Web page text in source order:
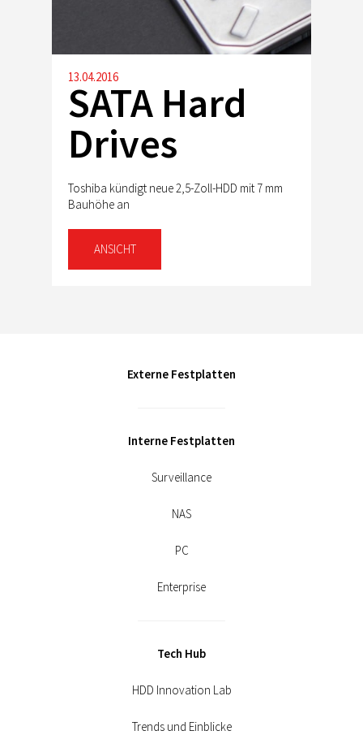
13.04.2016
SATA Hard
Drives
Toshiba kündigt neue 2,5-Zoll-HDD mit 7 mm
Bauhöhe an
ANSICHT
Externe Festplatten
Interne Festplatten
Surveillance
NAS
PC
Enterprise
Tech Hub
HDD Innovation Lab
Trends und Einblicke